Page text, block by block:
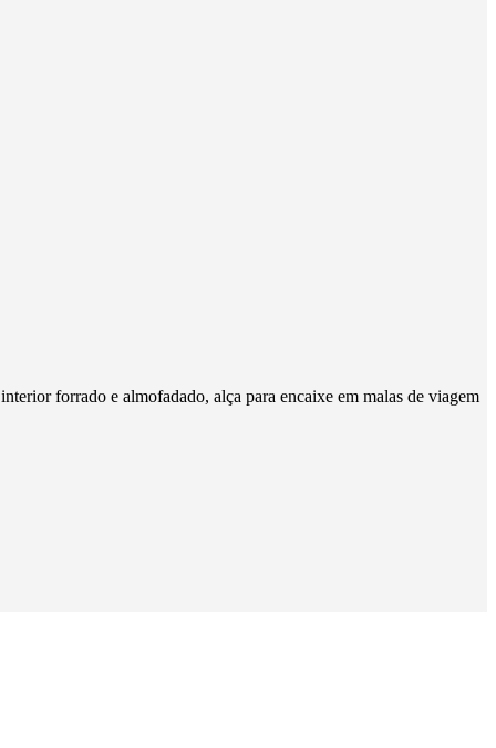
forrado e almofadado, alça para encaixe em malas de viagem